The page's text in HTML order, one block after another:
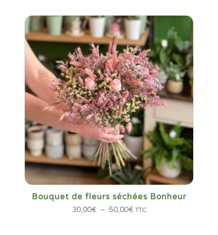
Bouquet de fleurs séchées Bonheur
30,00€ – 50,00€Plage
TTC